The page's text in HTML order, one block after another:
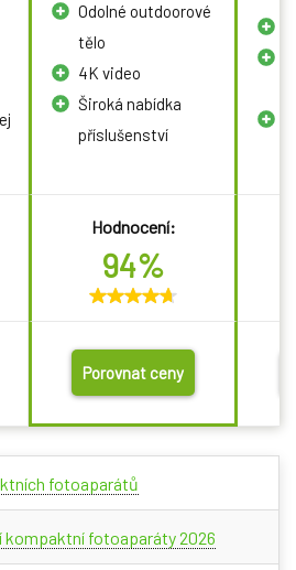
Odolné outdoorové
tělo
4K video
Široká nabídka
příslušenství
Hodnocení:
94%
Porovnat ceny
fotoaparátů
kompaktní fotoaparáty 2026